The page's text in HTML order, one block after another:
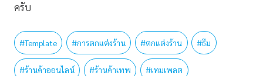
ครับ
#Template #การตกแต่งร้าน #ตกแต่งร้าน #ธีม
#ร้านค้าออนไลน์ #ร้านค้าเทพ #เทมเพลต